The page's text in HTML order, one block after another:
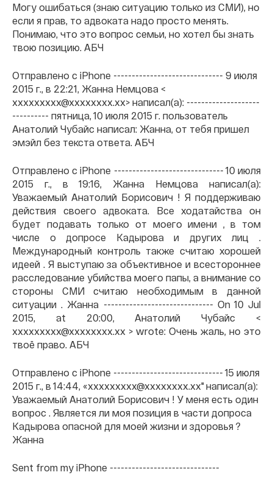
Могу ошибаться (знаю ситуацию только из СМИ), но
если я прав, то адвоката надо просто менять.
Понимаю, что это вопрос семьи, но хотел бы знать
твою позицию. АБЧ
Отправлено с iPhone ------------------------------ 9 июля
2015 г., в 22:21, Жанна Немцова <
xxxxxxxxx@xxxxxxxx.xx> написал(а): --------------------
---------- пятница, 10 июля 2015 г. пользователь
Анатолий Чубайс написал: Жанна, от тебя пришел
эмэйл без текста ответа. АБЧ
Отправлено с iPhone ------------------------------ 10 июля
2015 г., в 19:16, Жанна Немцова написал(а):
Уважаемый Анатолий Борисович ! Я поддерживаю
действия своего адвоката. Все ходатайства он
будет подавать только от моего имени , в том
числе о допросе Кадырова и других лиц .
Международный контроль также считаю хорошей
идеей . Я выступаю за объективное и всестороннее
расследование убийства моего папы, а внимание со
стороны СМИ считаю необходимым в данной
ситуации . Жанна ------------------------------ On 10 Jul
2015, at 20:00, Анатолий Чубайс <
xxxxxxxxx@xxxxxxxx.xx > wrote: Очень жаль, но это
твоё право. АБЧ
Отправлено с iPhone ------------------------------ 15 июля
2015 г., в 14:44, «xxxxxxxxx@xxxxxxxx.xx" написал(а):
Уважаемый Анатолий Борисович ! У меня есть один
вопрос . Является ли моя позиция в части допроса
Кадырова опасной для моей жизни и здоровья ?
Жанна
Sent from my iPhone ------------------------------